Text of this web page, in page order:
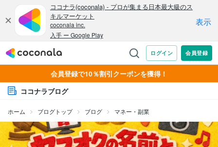
会員登録で10％割引クーポンを獲得！
ココナラブログ
ホーム ブログトップ ブログ マネー・副業